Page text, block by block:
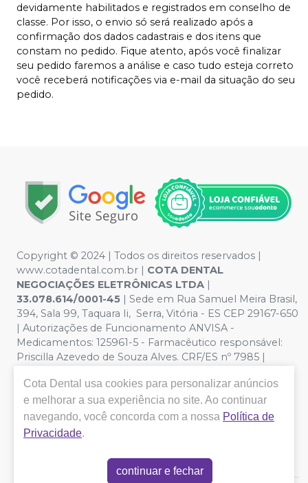
devidamente habilitados e registrados em conselho de
classe. Por isso, o envio só será realizado após a
confirmação dos dados cadastrais e dos itens que
constam no pedido. Fique atento, após você finalizar
seu pedido faremos a análise e caso tudo esteja correto
você receberá notificações via e-mail da situação do seu
pedido.
Copyright © 2024 | Todos os direitos reservados |
www.cotadental.com.br | COTA DENTAL
NEGOCIAÇÕES ELETRÔNICAS LTDA |
33.078.614/0001-45 | Sede em Rua Samuel Meira Brasil,
394, Sala 99, Taquara Ii, Serra, Vitória - ES CEP 29167-650
| Autorizações de Funcionamento ANVISA -
Medicamentos: 125961-5 - Farmacêutico responsável:
Priscilla Azevedo de Souza Alves. CRF/ES nº 7985 |
ilustrativas - Os preços e condições da loja virtual estão
sujeitos a alterações. Em caso de divergência de preços
no site, o valor válido é o do Carrinho de Compra. Não
vendemos por atacado, por isso nos reservamos o
Cota Dental usa cookies para personalizar anúncios
e melhorar a sua experiência no site. Ao continuar
navegando, você concorda com a nossa Política de
Privacidade.
continuar e fechar